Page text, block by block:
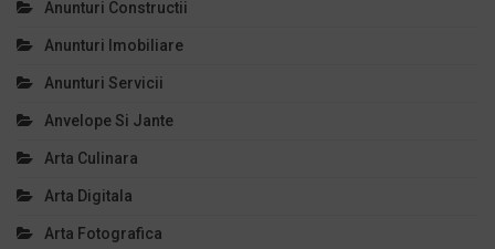
Anunturi Constructii
Anunturi Imobiliare
Anunturi Servicii
Anvelope Si Jante
Arta Culinara
Arta Digitala
Arta Fotografica